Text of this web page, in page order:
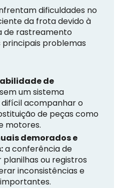
dificuldades no
da frota devido à
de rastreamento
principais problemas
de
sem um sistema
acompanhar o
de peças como
motores.
demorados e
a conferência de
ou registros
inconsistências e